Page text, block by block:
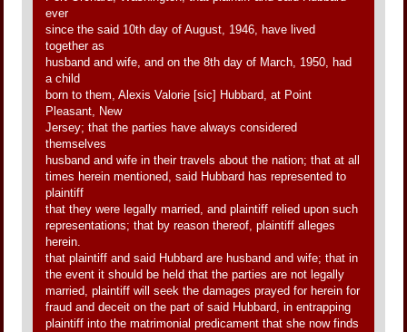
ever
since the said 10th day of August, 1946, have lived
together as
husband and wife, and on the 8th day of March, 1950, had
a child
born to them, Alexis Valorie [sic] Hubbard, at Point
Pleasant, New
Jersey; that the parties have always considered
themselves
husband and wife in their travels about the nation; that at all
times herein mentioned, said Hubbard has represented to
plaintiff
that they were legally married, and plaintiff relied upon such
representations; that by reason thereof, plaintiff alleges
herein.
that plaintiff and said Hubbard are husband and wife; that in
the event it should be held that the parties are not legally
married, plaintiff will seek the damages prayed for herein for
fraud and deceit on the part of said Hubbard, in entrapping
plaintiff into the matrimonial predicament that she now finds